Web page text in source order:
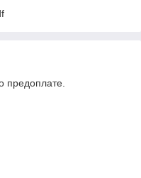
предоплате.